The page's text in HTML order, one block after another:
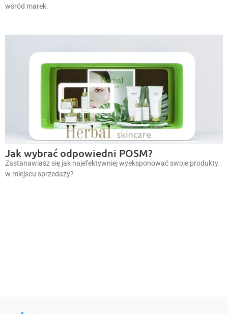
wśród marek.
Jak wybrać odpowiedni POSM?
Zastanawiasz się jak najefektywniej wyeksponować swoje produkty
w miejscu sprzedaży?